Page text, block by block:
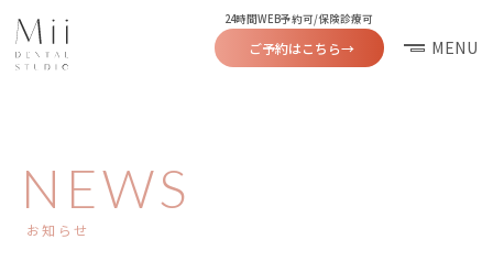
24時間WEB予約可/保険診療可
ご予約はこちら→ MENU
NEWS
お知らせ